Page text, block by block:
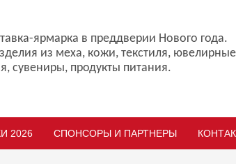
ярмарка в преддверии Нового года.
из меха, кожи, текстиля, ювелирные
сувениры, продукты питания.
2026 СПОНСОРЫ И ПАРТНЕРЫ